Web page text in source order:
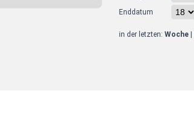
Enddatum
in der letzten: Woche|